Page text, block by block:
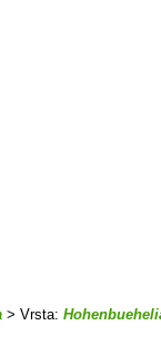
> Vrsta: